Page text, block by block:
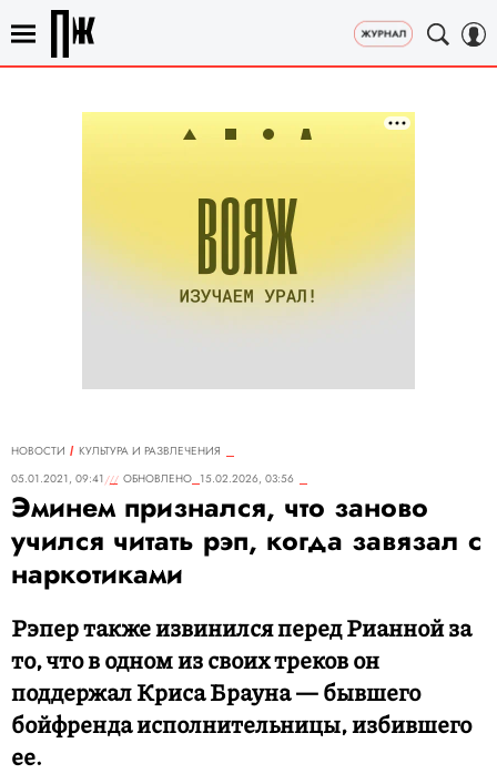
НОВОСТИ
КУЛЬТУРА И РАЗВЛЕЧЕНИЯ
05.01.2021, 09:41
ОБНОВЛЕНО 15.02.2026, 03:56
Эминем признался, что заново
учился читать рэп, когда завязал с
наркотиками
Рэпер также извинился перед Рианной за
то, что в одном из своих треков он
поддержал Криса Брауна — бывшего
бойфренда исполнительницы, избившего
ее.